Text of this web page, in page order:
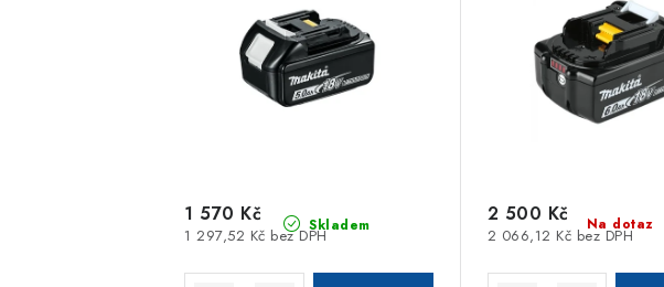
Skladem
1 297,52 Kč bez DPH
1 570 Kč Na dotaz
2 066,12 Kč bez DPH
2 500 Kč